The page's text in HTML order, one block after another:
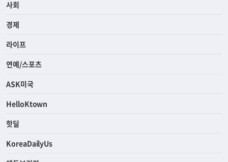
전체
사회
경제
라이프
연예/스포츠
ASK미국
HelloKtown
핫딜